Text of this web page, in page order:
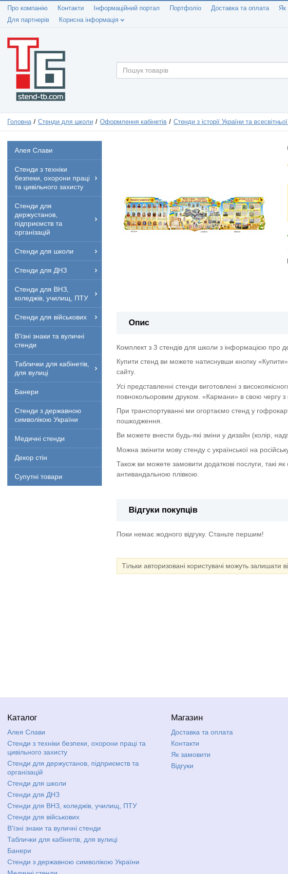
Про компанію Контакти Інформаційний портал Портфоліо Доставка та оплата
Як
Для партнерів
Корисна інформація
Головна Стенди для школи Оформлення кабінетів Стенди з історії України та всесвітньої
Алея Слави
Стенди з техніки
безпеки, охорони праці
та цивільного захисту
Стенди для
держустанов,
підприємств та
організацій
Стенди для школи
Стенди для ДНЗ
Стенди для ВНЗ,
коледжів, училищ, ПТУ
Стенди для військових
В'їзні знаки та вуличні
стенди
Таблички для кабінетів,
для вулиці
Банери
Стенди з державною
символікою України
Медичні стенди
Декор стін
Супутні товари
Опис
Комплект з 3 стендів для школи з інформацією про
Купити стенд ви можете натиснувши кнопку
сайту.
Усі представленні стенди виготовлені з
повнокольоровим друком. «Кармани» в свою чергу
При транспортуванні ми огортаємо стенд у
пошкодження.
Ви можете внести будь-які зміни у дизайн (колір,
Можна змінити мову стенду с української на
Також ви можете замовити додаткові послуги, такі
антивандальною плівкою.
Відгуки покупців
Поки немає жодного відгуку. Станьте першим!
Тільки авторизовані користувачі можуть залишати
Каталог
Алея Слави
Стенди з техніки безпеки, охорони праці та
цивільного захисту
Стенди для держустанов, підприємств та
організацій
Стенди для школи
Стенди для ДНЗ
Стенди для ВНЗ, коледжів, училищ, ПТУ
Стенди для військових
В'їзні знаки та вуличні стенди
Таблички для кабінетів, для вулиці
Банери
Стенди з державною символікою України
Магазин
Доставка та оплата
Контакти
Як замовити
Відгуки